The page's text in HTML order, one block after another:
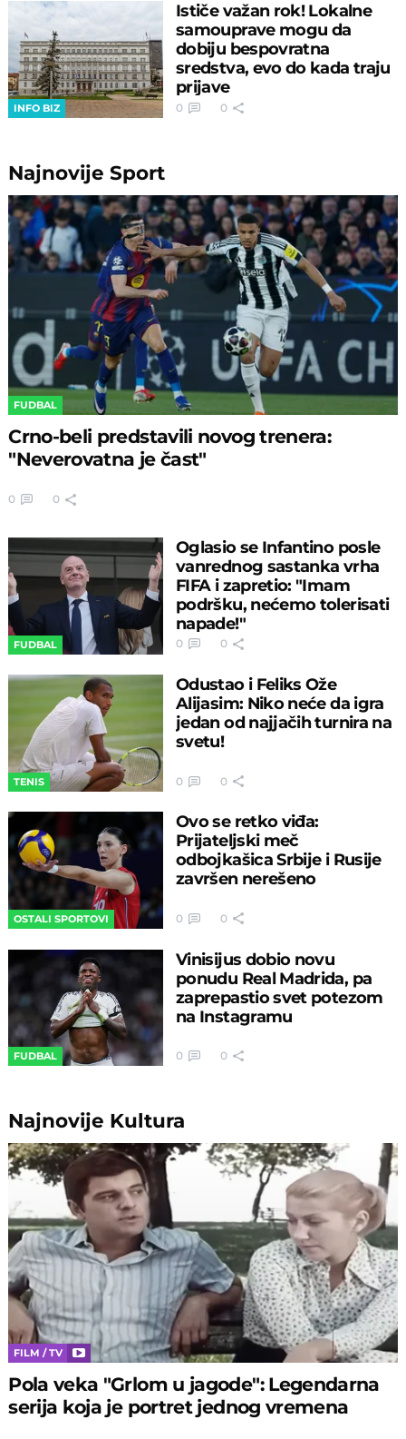
INFO BIZ
Ističe važan rok! Lokalne
samouprave mogu da
dobiju bespovratna
sredstva, evo do kada traju
prijave
0 0
NajnovijeSport
FUDBAL
Crno-beli predstavili novog trenera:
"Neverovatna je čast"
0 0
FUDBAL
Oglasio se Infantino posle
vanrednog sastanka vrha
FIFA i zapretio: "Imam
podršku, nećemo tolerisati
napade!"
0 0
TENIS
Odustao i Feliks Ože
Alijasim: Niko neće da igra
jedan od najjačih turnira na
svetu!
0 0
OSTALI SPORTOVI
Ovo se retko viđa:
Prijateljski meč
odbojkašica Srbije i Rusije
završen nerešeno
0 0
FUDBAL
Vinisijus dobio novu
ponudu Real Madrida, pa
zaprepastio svet potezom
na Instagramu
0 0
Najnovije Kultura
FILM / TV
Pola veka "Grlom u jagode": Legendarna
serija koja je portret jednog vremena